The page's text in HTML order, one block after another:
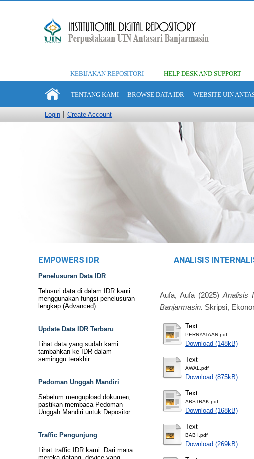
KEBIJAKAN REPOSITORI HELP DESK AND SUPPORT
TENTANG KAMI BROWSE DATA IDR WEBSITE UIN
Login Create Account
EMPOWERS IDR
Penelusuran Data IDR
Telusuri data di dalam IDR kami
menggunakan fungsi penelusuran
lengkap (Advanced).
Update Data IDR Terbaru
Lihat data yang sudah kami
tambahkan ke IDR dalam
seminggu terakhir.
Pedoman Unggah Mandiri
Sebelum mengupload dokumen,
pastikan membaca Pedoman
Unggah Mandiri untuk Depositor.
Traffic Pengunjung
Lihat traffic IDR kami. Dari mana
mereka datang, device yang
ANALISIS
Aufa, Aufa(2025)Analisis
Banjarmasin. Skripsi,
Text
PERNYATAAN.pdf
Download (148kB)
Text
AWAL.pdf
Download (875kB)
Text
ABSTRAK.pdf
Download (168kB)
Text
BAB I.pdf
Download (269kB)